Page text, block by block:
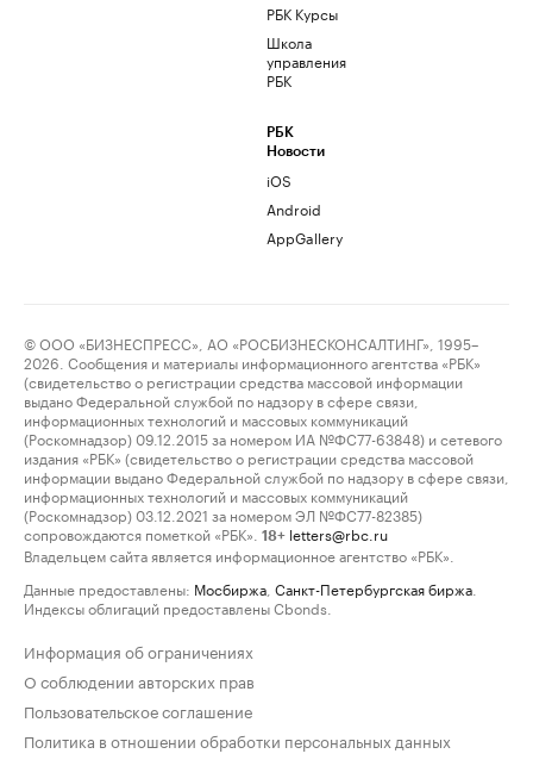
РБК Курсы
Школа
управления
РБК
РБК
Новости
iOS
Android
AppGallery
© ООО «БИЗНЕСПРЕСС», АО «РОСБИЗНЕСКОНСАЛТИНГ», 1995–
2026. Сообщения и материалы информационного агентства «РБК»
(свидетельство о регистрации средства массовой информации
выдано Федеральной службой по надзору в сфере связи,
информационных технологий и массовых коммуникаций
(Роскомнадзор) 09.12.2015 за номером ИА №ФС77-63848) и сетевого
издания «РБК» (свидетельство о регистрации средства массовой
информации выдано Федеральной службой по надзору в сфере связи,
информационных технологий и массовых коммуникаций
(Роскомнадзор) 03.12.2021 за номером ЭЛ №ФС77-82385)
сопровождаются пометкой «РБК».
18+ letters@rbc.ru
Владельцем сайта является информационное агентство «РБК».
Данные предоставлены: Мосбиржа Санкт-Петербургская биржа
Индексы облигаций предоставлены Cbonds.
Информация об ограничениях
О соблюдении авторских прав
Пользовательское соглашение
Политика в отношении обработки персональных данных